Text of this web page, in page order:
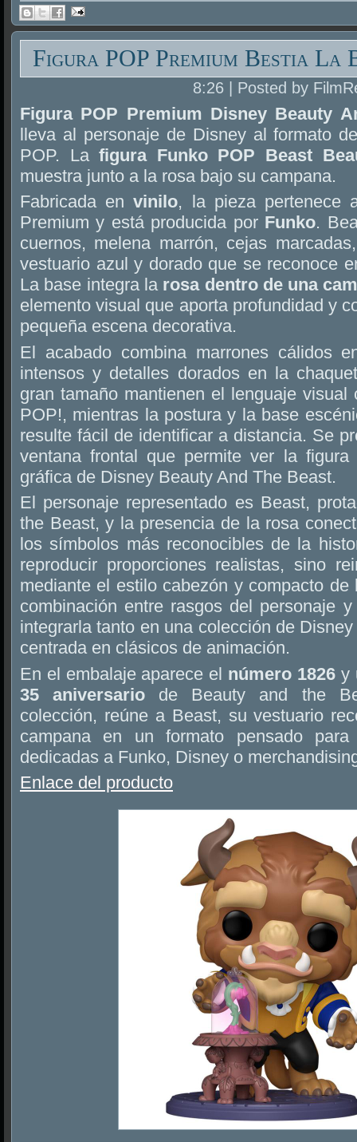
Figura POP Premium Bestia
8:26 | Posted by
Figura POP Premium Disney Beauty
lleva al personaje de Disney al formato
POP. Lafigura Funko POP Beast
muestra junto a la rosa bajo su campana.
Fabricada envinilo, la pieza pertenece
Premium y está producida por Funko.
cuernos, melena marrón, cejas
vestuario azul y dorado que se reconoce
La base integra la rosa dentro de una
elemento visual que aporta profundidad y
pequeña escena decorativa.
El acabado combina marrones cálidos
intensos y detalles dorados en la
gran tamaño mantienen el lenguaje visual
POP!, mientras la postura y la base
resulte fácil de identificar a distancia. Se
ventana frontal que permite ver la
gráfica de Disney Beauty And The Beast.
El personaje representado es Beast,
the Beast, y la presencia de la rosa
los símbolos más reconocibles de la
reproducir proporciones realistas, sino
mediante el estilo cabezón y compacto
combinación entre rasgos del personaje
integrarla tanto en una colección de
centrada en clásicos de animación.
En el embalaje aparece el número 1826y
35 aniversario de Beauty and the
colección, reúne a Beast, su vestuario
campana en un formato pensado
dedicadas a Funko, Disney o
Enlace del producto